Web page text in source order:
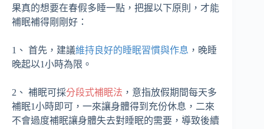
果真的想要在春假多睡一點，把握以下原則，才能
補眠補得剛剛好：
1、 首先，建議維持良好的睡眠習慣與作息 ，晚睡
晚起以1小時為限。
2、 補眠可採分段式補眠法 ，意指放假期間每天多
補眠1小時即可，一來讓身體得到充份休息，二來
不會過度補眠讓身體失去對睡眠的需要，導致後續